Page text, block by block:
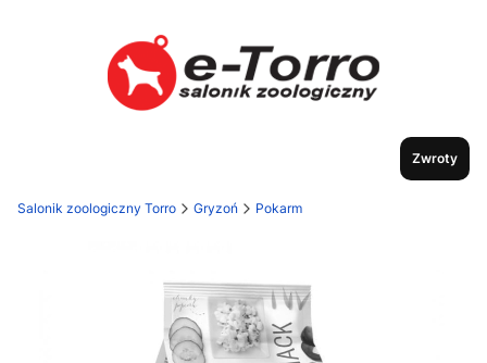
Zwroty
Salonik zoologiczny Torro Gryzoń Pokarm